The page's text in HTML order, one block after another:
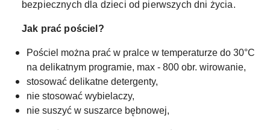
bezpiecznych dla dzieci od pierwszych dni życia.
Jak prać pościel?
Pościel można prać w pralce w temperaturze do 30°C
na delikatnym programie, max - 800 obr. wirowanie,
stosować delikatne detergenty,
nie stosować wybielaczy,
nie suszyć w suszarce bębnowej,